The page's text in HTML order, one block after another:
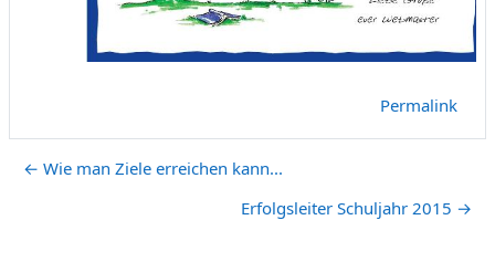
Permalink
← Wie man Ziele erreichen kann...
Erfolgsleiter Schuljahr 2015 →